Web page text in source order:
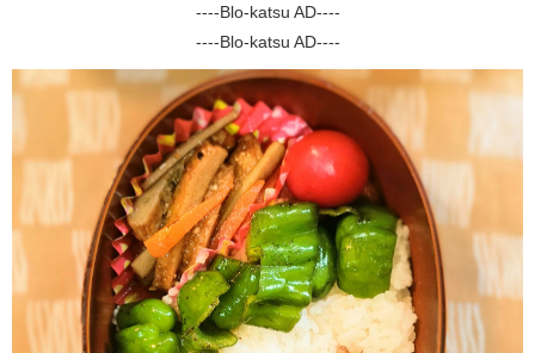
----Blo-katsu AD----
----Blo-katsu AD----